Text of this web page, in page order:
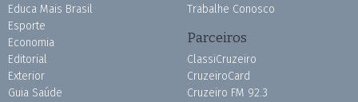
Educa Mais Brasil
Esporte
Economia
Editorial
Exterior
Guia Saúde
Trabalhe Conosco
Parceiros
ClassiCruzeiro
CruzeiroCard
Cruzeiro FM 92.3